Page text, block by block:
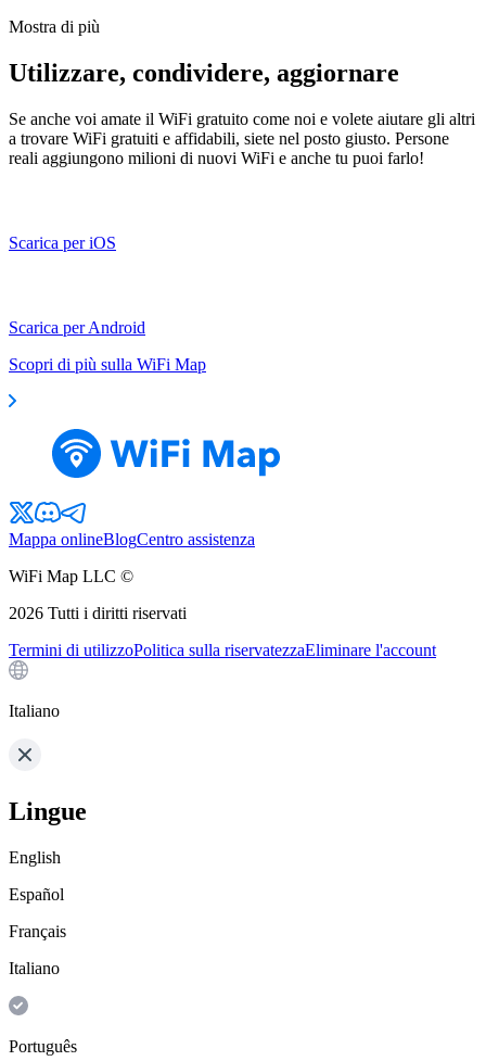
Mostra di più
Utilizzare, condividere, aggiornare
Se anche voi amate il WiFi gratuito come noi e volete aiutare gli altri
a trovare WiFi gratuiti e affidabili, siete nel posto giusto. Persone
reali aggiungono milioni di nuovi WiFi e anche tu puoi farlo!
Scarica per iOS
Scarica per Android
Scopri di più sulla WiFi Map
Mappa onlineBlogCentro assistenza
WiFi Map LLC ©
2026 Tutti i diritti riservati
Termini di utilizzoPolitica sulla riservatezzaEliminare l'account
Italiano
Lingue
English
Español
Français
Italiano
Português